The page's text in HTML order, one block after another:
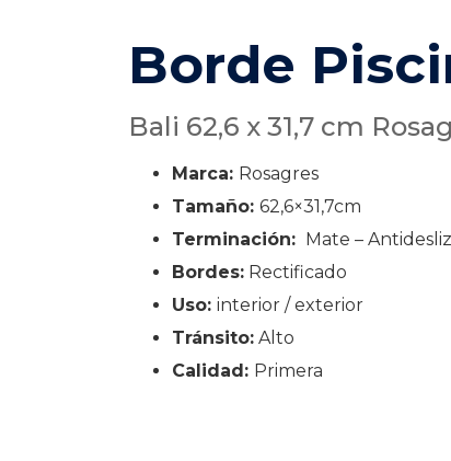
Borde
Bali 62,6 x 31,7 cm
Marca: Rosagres
Tamaño: 62,6×31,7cm
Terminación: Mate –
Bordes: Rectificado
Uso: interior / exterior
Tránsito: Alto
Calidad: Primera